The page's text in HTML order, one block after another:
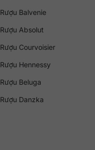
Rượu Balvenie
Rượu Absolut
Rượu Courvoisier
Rượu Hennessy
Rượu Beluga
Rượu Danzka